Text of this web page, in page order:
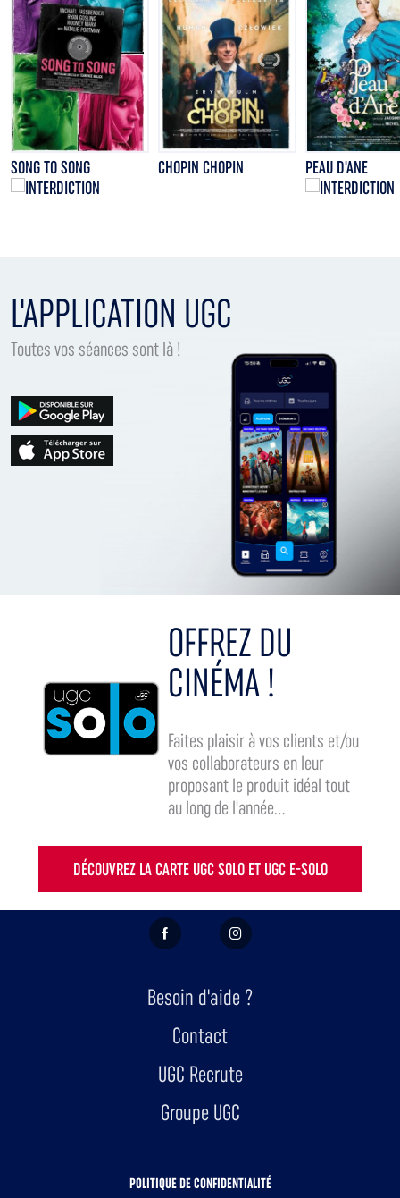
SONG TO SONG CHOPIN CHOPIN PEAU D'ANE
L'APPLICATION UGC
Toutes vos séances sont là !
OFFREZ DU
CINÉMA !
Faites plaisir à vos clients et/ou
vos collaborateurs en leur
proposant le produit idéal tout
au long de l'année...
DÉCOUVREZ LA CARTE UGC SOLO ET UGC E-SOLO
FACEBOOK INSTAGRAM
Besoin d'aide ?
Contact
UGC Recrute
Groupe UGC
POLITIQUE DE CONFIDENTIALITÉ